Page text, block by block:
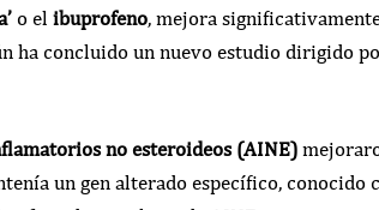
o el ibuprofeno, mejora
ha concluido un nuevo estudio dirigido
no esteroideos (AINE)
un gen alterado específico, conocido